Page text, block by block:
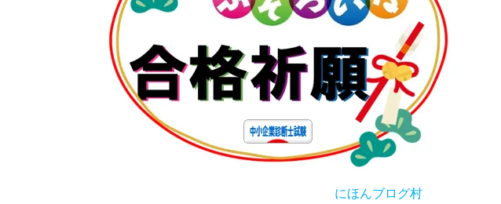
にほんブログ村